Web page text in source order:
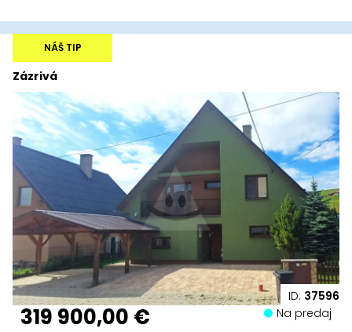
ID: 37596
Zázrivá
NÁŠ TIP
319 900,00 € Na predaj